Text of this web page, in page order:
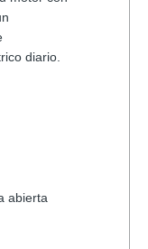
diario.
abierta